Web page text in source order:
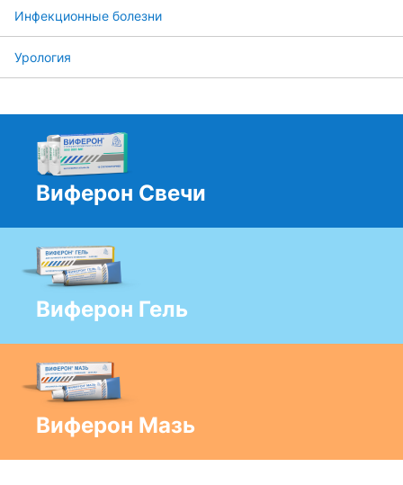
Инфекционные болезни
Урология
Виферон Свечи
Виферон Гель
Виферон Мазь